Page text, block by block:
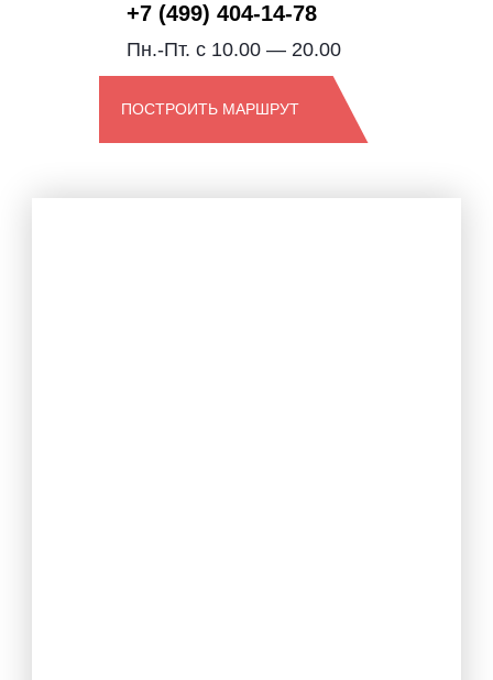
+7 (499) 404-14-78
Пн.-Пт. с 10.00 — 20.00
ПОСТРОИТЬ МАРШРУТ